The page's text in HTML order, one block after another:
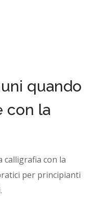
quando
con la
calligrafia con la
per principianti